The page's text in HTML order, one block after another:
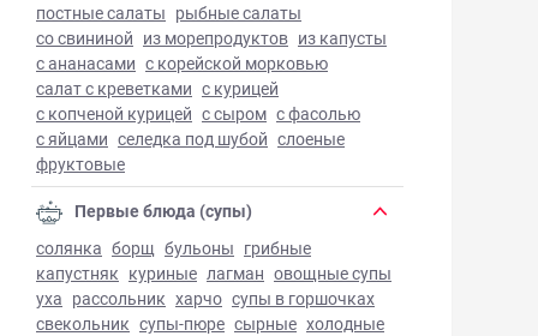
постные салаты рыбные салаты
со свининой из морепродуктов из капусты
с ананасами с корейской морковью
салат с креветками с курицей
с копченой курицей с сыром с фасолью
с яйцами селедка под шубой слоеные
фруктовые
Первые блюда (супы)
солянка борщ бульоны грибные
капустняк куриные лагман овощные супы
уха рассольник харчо супы в горшочках
свекольник супы-пюре сырные холодные